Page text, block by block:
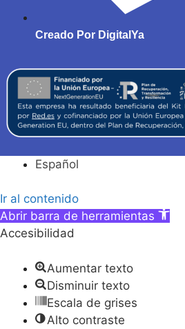
Creado Por DigitalYa
Español
Ir al contenido
Abrir barra de herramientas
Accesibilidad
Aumentar texto
Disminuir texto
Escala de grises
Alto contraste